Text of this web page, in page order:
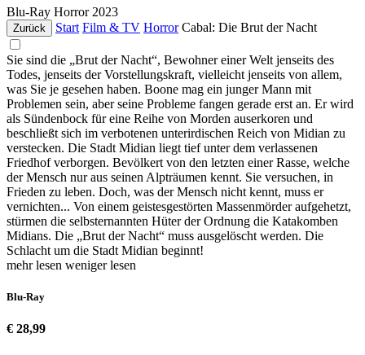
Blu-Ray Horror 2023
Zurück Start Film & TV Horror Cabal: Die Brut der Nacht
Sie sind die „Brut der Nacht“, Bewohner einer Welt jenseits des
Todes, jenseits der Vorstellungskraft, vielleicht jenseits von allem,
was Sie je gesehen haben. Boone mag ein junger Mann mit
Problemen sein, aber seine Probleme fangen gerade erst an. Er wird
als Sündenbock für eine Reihe von Morden auserkoren und
beschließt sich im verbotenen unterirdischen Reich von Midian zu
verstecken. Die Stadt Midian liegt tief unter dem verlassenen
Friedhof verborgen. Bevölkert von den letzten einer Rasse, welche
der Mensch nur aus seinen Alpträumen kennt. Sie versuchen, in
Frieden zu leben. Doch, was der Mensch nicht kennt, muss er
vernichten... Von einem geistesgestörten Massenmörder aufgehetzt,
stürmen die selbsternannten Hüter der Ordnung die Katakomben
Midians. Die „Brut der Nacht“ muss ausgelöscht werden. Die
Schlacht um die Stadt Midian beginnt!
mehr lesen weniger lesen
Blu-Ray
€ 28,99